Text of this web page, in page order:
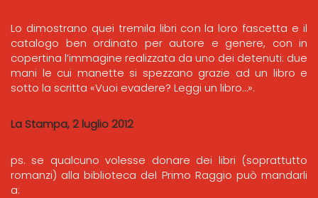
Lo dimostrano quei tremila libri con la loro fascetta e il
catalogo ben ordinato per autore e genere, con in
copertina l’immagine realizzata da uno dei detenuti: due
mani le cui manette si spezzano grazie ad un libro e
sotto la scritta «Vuoi evadere? Leggi un libro…».
La Stampa, 2 luglio 2012
ps. se qualcuno volesse donare dei libri (soprattutto
romanzi) alla biblioteca del Primo Raggio può mandarli
a: